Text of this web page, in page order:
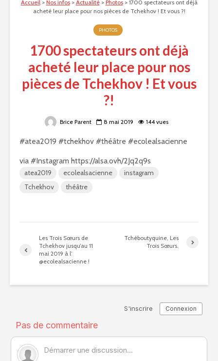
Accueil> Nos infos> Actualité> Photos> 1700 spectateurs ont déjà
acheté leur place pour nos pièces de Tchekhov ! Et vous ?!
PHOTOS
1700 spectateurs ont déjà
acheté leur place pour nos
pièces de Tchekhov ! Et vous
?!
Brice Parent 8 mai 2019 144 vues
#atea2019 #tchekhov #théâtre #ecolealsacienne
via #Instagram https://alsa.ovh/2Jq2q9s
atea2019 ecolealsacienne
instagram
Tchekhov
théâtre
Les Trois Sœurs de
Tchekhov jusqu’au 11
mai 2019 à l’
@ecolealsacienne !
Tchéboutyquine, Les
Trois Sœurs.